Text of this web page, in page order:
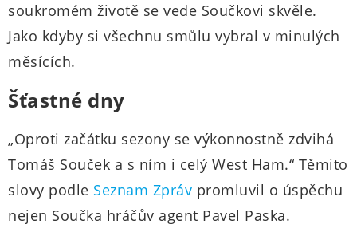
soukromém životě se vede Součkovi skvěle.
Jako kdyby si všechnu smůlu vybral v minulých
měsících.
Šťastné dny
„Oproti začátku sezony se výkonnostně zdvihá
Tomáš Souček a s ním i celý West Ham.“ Těmito
slovy podle Seznam Zpráv promluvil o úspěchu
nejen Součka hráčův agent Pavel Paska.